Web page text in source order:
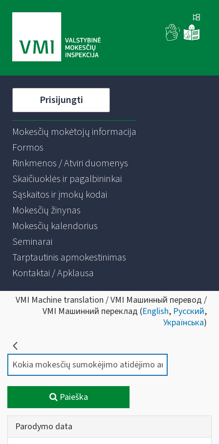
Prisijungti
Mokesčių mokėtojų informacija
Formos
Rinkmenos / Atviri duomenys
Skaičiuoklės ir pagalbininkai
Sąskaitos ir įmokų kodai
Mokesčių žinynas
Mokesčių kalendorius
Seminarai
Tarptautinis apmokestinimas
Kontaktai / Apklausa
VMI Machine translation / VMI Машинный перевод /
VMI Машинний переклад (English, Русский,
Українська)
Paieška
Parodymo data